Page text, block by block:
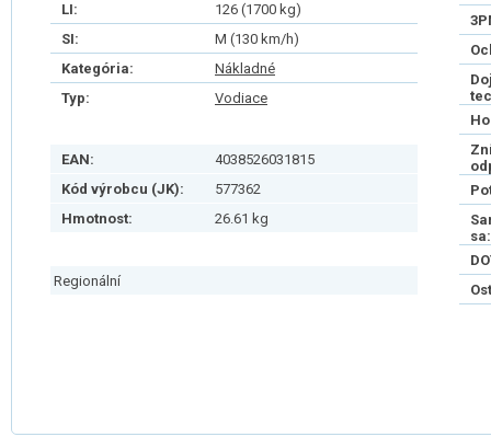
LI:
126 (1700 kg)
SI:
M (130 km/h)
Kategória:
Nákladné
Typ:
Vodiace
EAN:
4038526031815
Kód výrobcu (JK):
577362
Hmotnost:
26.61 kg
Regionální
sa: